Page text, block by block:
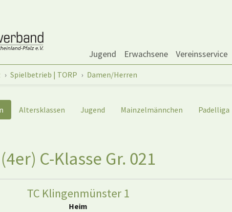
Jugend Erwachsene Vereinsservice
Spielbetrieb | TORP Damen/Herren
Altersklassen Jugend Mainzelmännchen Padelliga
C-Klasse Gr. 021
TC Klingenmünster 1
Heim